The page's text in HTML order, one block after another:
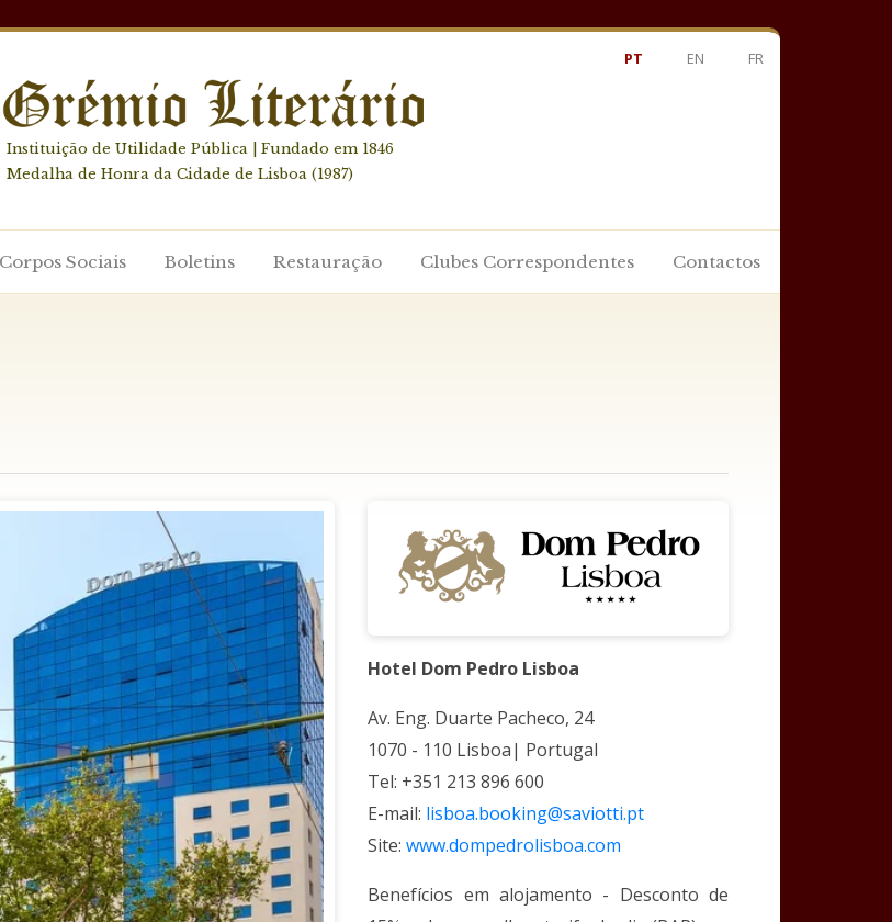
PT EN FR
Instituição de Utilidade Pública | Fundado em 1846
Medalha de Honra da Cidade de Lisboa (1987)
Corpos Sociais Boletins Restauração Clubes Correspondentes Contactos
Hotel Dom Pedro Lisboa
Av. Eng. Duarte Pacheco, 24
1070 - 110 Lisboa| Portugal
Tel: +351 213 896 600
E-mail: lisboa.booking@saviotti.pt
Site:www.dompedrolisboa.com
Benefícios em alojamento - Desconto de